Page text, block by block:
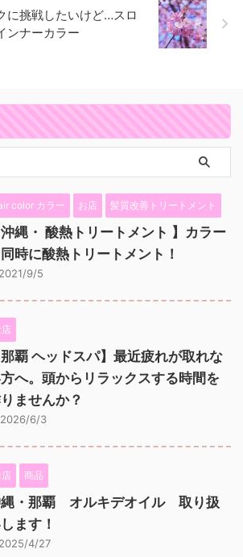
に挑戦したいけど…スロ
ンナーカラー
color カラー お店 髪質改善トリートメント
沖縄・ 酸熱トリートメント 】カラー
時に酸熱トリートメント！
2021/9/5
店
那覇 ヘッドスパ】最近疲れが取れな
へ。頭からリラックスする時間を
ませんか？
2026/6/3
店 商品
・那覇 オルキデオイル 取り扱
ます！
2025/4/27